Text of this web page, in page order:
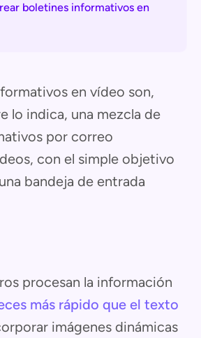
boletines informativos en
en vídeo son,
lo indica, una mezcla de
por correo
con el simple objetivo
bandeja de entrada
procesan la información
más rápido que el texto
imágenes dinámicas